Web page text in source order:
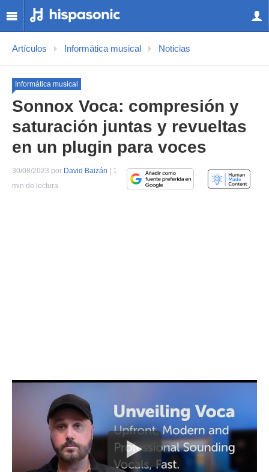
Artículos Informática musical Noticias
Informática musical
Sonnox Voca: compresión y
saturación juntas y revueltas
en un plugin para voces
30/08/2023 por David Baizán | 1
min de lectura